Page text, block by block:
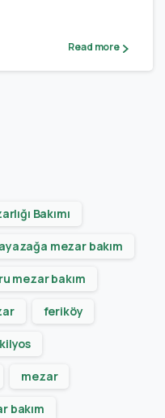
Read more
Bakımı
ayazağa mezar bakım
mezar bakım
feriköy
kilyos
mezar
bakım